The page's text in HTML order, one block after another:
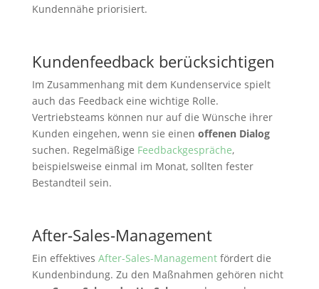
Kundennähe priorisiert.
Kundenfeedback berücksichtigen
Im Zusammenhang mit dem Kundenservice spielt
auch das Feedback eine wichtige Rolle.
Vertriebsteams können nur auf die Wünsche ihrer
Kunden eingehen, wenn sie einen offenen Dialog
suchen. Regelmäßige Feedbackgespräche,
beispielsweise einmal im Monat, sollten fester
Bestandteil sein.
After-Sales-Management
Ein effektives After-Sales-Managementfördert die
Kundenbindung. Zu den Maßnahmen gehören nicht